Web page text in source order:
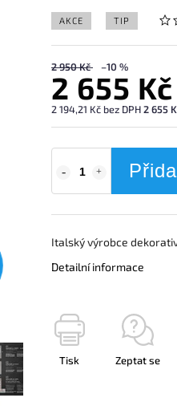
AKCE TIP
2 950 Kč –10 %
2 655 Kč
2 194,21 Kč bez DPH2 655
Italský výrobce
Detailní informace
Tisk Zeptat se